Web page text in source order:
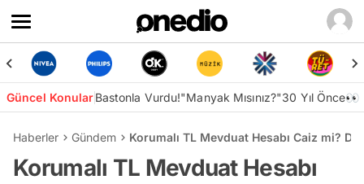
Güncel KonularBastonla Vurdu!"Manyak Mısınız?"30 Yıl Önce👀
Haberler Gündem Korumalı TL Mevduat Hesabı Caiz mi?
Korumalı TL Mevduat Hesabı